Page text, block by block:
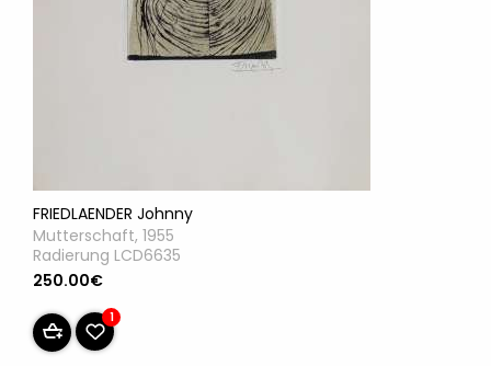
FRIEDLAENDER Johnny
Mutterschaft, 1955
Radierung LCD6635
250.00€
1